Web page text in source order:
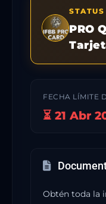
STATUS
PRO
FECHA LÍMITE
⏳ 21 Abr
Obtén toda la